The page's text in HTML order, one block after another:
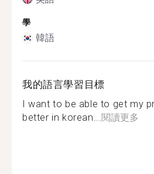
學
韓語
我的語言學習目標
I want to be able to get my
better in korean...閱讀更多